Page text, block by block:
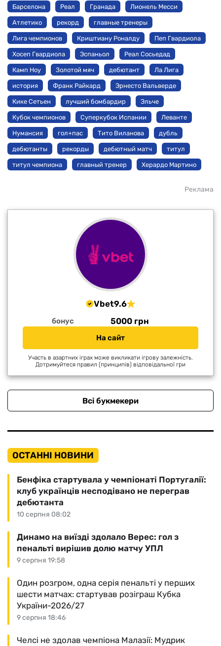
Барселона Реал Гранада Лионель Месси
Атлетико рекорд главные тренеры
Лига чемпионов Криштиану Роналду Пеп Гвардиола
Хосеп Гвардиола Эспаньол Реал Сосьедад
Камп Ноу Золотой мяч дебютант Ла Лига
история Франк Райкард Эрнесто Вальверде
Кике Сетьен лучший бомбардир Эльче
Кубок чемпионов Суперкубок Испании Леванте
Нумансия гол+пас Тито Виланова дубль
дебютанты рекорды дебютный матч титул
титул чемпиона главный тренер Херардо Мартино
Реклама
Vbet9.6
бонус 5000 грн
На сайт
Участь в азартних іграх може викликати ігрову залежність.
Дотримуйтеся правил (принципів) відповідальної гри
Всі букмекери
ОСТАННІ НОВИНИ
10 серпня 08:02
Бенфіка стартувала у чемпіонаті Португалії:
клуб українців несподівано не переграв
дебютанта
9 серпня 19:58
Динамо на виїзді здолало Верес: гол з
пенальті вирішив долю матчу УПЛ
9 серпня 18:46
Один розгром, одна серія пенальті у перших
шести матчах: стартував розіграш Кубка
України-2026/27
Челсі не здолав чемпіона Малазії: Мудрик